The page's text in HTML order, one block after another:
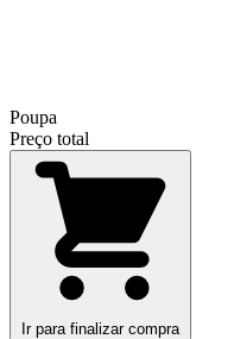
Poupa
Preço total
Ir para finalizar compra